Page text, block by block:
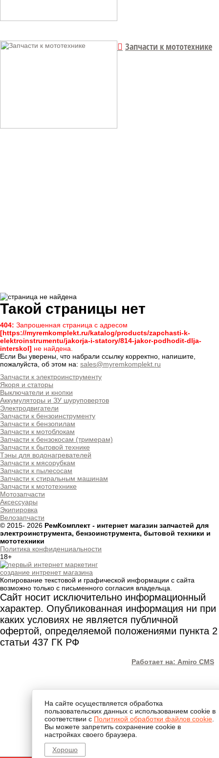
Запчасти к мототехнике
Такой страницы нет
404: Запрошенная страница с адресом
[https://myremkomplekt.ru/katalog/products/zapchasti-k-
elektroinstrumentu/jakorja-i-statory/814-jakor-podhodit-dlja-
interskol] не найдена.
Если Вы уверены, что набрали ссылку корректно, напишите,
пожалуйста, об этом на: sales@myremkomplekt.ru
Запчасти к электроинструменту
Якоря и статоры
Выключатели и кнопки
Аккумуляторы и ЗУ шуруповертов
Электродвигатели
Запчасти к бензоинструменту
Запчасти к бензопилам
Запчасти к мотоблокам
Запчасти к бензокосам (тримерам)
Запчасти к бытовой технике
Тэны для водонагревателей
Запчасти к мясорубкам
Запчасти к пылесосам
Запчасти к стиральным машинам
Запчасти к мототехнике
Мотозапчасти
Аксессуары
Экипировка
Велозапчасти
© 2015- 2026 РемКомплект - интернет магазин запчастей для
электроинструмента, бензоинструмента, бытовой техники и
мототехники
Политика конфиденциальности
18+
создание интренет магазина
Копирование текстовой и графической информации с сайта
возможно только с письменного согласия владельца.
Сайт носит исключительно информационный
характер. Опубликованная информация ни при
каких условиях не является публичной
офертой, определяемой положениями пункта 2
статьи 437 ГК РФ
На сайте осуществляется обработка
пользовательских данных с использованием cookie в
соответствии с Политикой обработки файлов cookie
Вы можете запретить сохранение cookie в
настройках своего браузера.
Хорошо
Работает на: Amiro CMS